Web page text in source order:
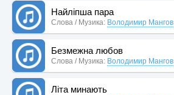
Найліпша пара
Слова / Музика: Володимир Мангов
Безмежна любов
Слова / Музика: Володимир Мангов
Літа минають